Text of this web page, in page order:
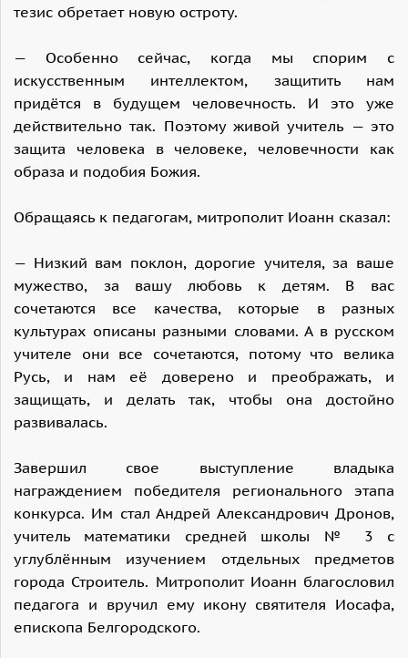
тезис обретает новую остроту.
— Особенно сейчас, когда мы спорим с
искусственным интеллектом, защитить нам
придётся в будущем человечность. И это уже
действительно так. Поэтому живой учитель — это
защита человека в человеке, человечности как
образа и подобия Божия.
Обращаясь к педагогам, митрополит Иоанн сказал:
— Низкий вам поклон, дорогие учителя, за ваше
мужество, за вашу любовь к детям. В вас
сочетаются все качества, которые в разных
культурах описаны разными словами. А в русском
учителе они все сочетаются, потому что велика
Русь, и нам её доверено и преображать, и
защищать, и делать так, чтобы она достойно
развивалась.
Завершил свое выступление владыка
награждением победителя регионального этапа
конкурса. Им стал Андрей Александрович Дронов,
учитель математики средней школы № 3 с
углублённым изучением отдельных предметов
города Строитель. Митрополит Иоанн благословил
педагога и вручил ему икону святителя Иосафа,
епископа Белгородского.